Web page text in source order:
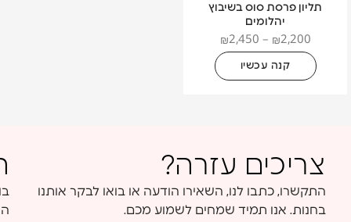
להגיע בהתאם למדיניות דואר ישראל בכתובת למשלוח שציינת
בעת ההזמנה.
במידה והזמנתך לא התקבלה בתוך המועדים המפורטים לעיל,
הנך מתבקש ליצור איתנו קשר במיידי בטלפון מספר:
תליון פרסת סוס בשיבוץ
יהלומים
₪2,200
–
₪2,450
קנה עכשיו
צריכים עזרה?
התקשרו, כתבו לנו, השאירו הודעה או בואו לבקר אותנו
בחנות. אנו תמיד שמחים לשמוע מכם.